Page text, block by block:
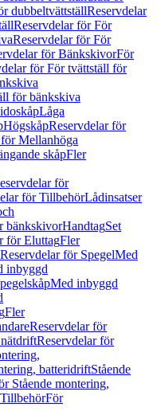
dubbeltvättställReservdelar
Reservdelar för För
Reservdelar för För
för BänkskivorFör
för För tvättställ för
för bänkskiva
Låga
HögskåpReservdelar för
Mellanhöga
skåpFler
för
för TillbehörLådinsatser
bänkskivorHandtagSet
för EluttagFler
Reservdelar för SpegelMed
inbyggd
Med inbyggd
Fler
Reservdelar för
Reservdelar för
batteridriftStående
Stående montering,
För